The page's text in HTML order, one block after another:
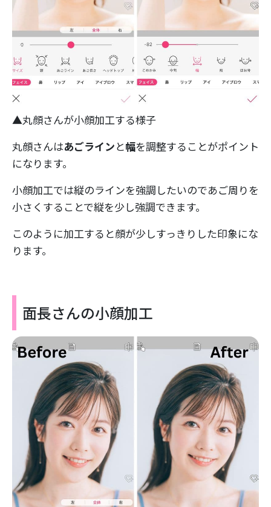
▲丸顔さんが小顔加工する様子
丸顔さんはあごラインと幅を調整することがポイント
になります。
小顔加工では縦のラインを強調したいのであご周りを
小さくすることで縦を少し強調できます。
このように加工すると顔が少しすっきりした印象にな
ります。
面長さんの小顔加工